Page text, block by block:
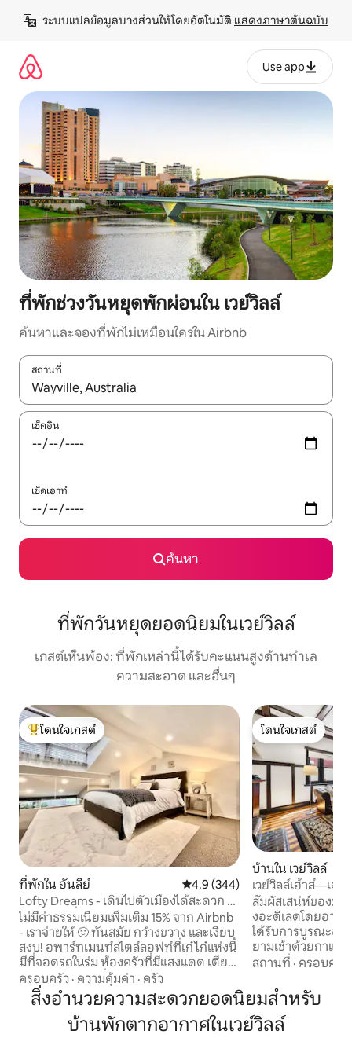
เนื้อหา
ระบบแปลข้อมูลบางส่วนให้โดยอัตโนมัติ แสดงภาษาต้นฉบับ
Use app
ที่พักช่วงวันหยุดพักผ่อนใน เวย์วิลล์
ค้นหาและจองที่พักไม่เหมือนใครใน Airbnb
สถานที่
ใช้ลูกศรขึ้นลง หรือใช้การสัมผัสหรือปัด เพื่อสำรวจผลการค้นหา
เช็คอิน
เช็คเอาท์
ค้นหา
ที่พักวันหยุดยอดนิยมในเวย์วิลล์
เกสต์เห็นพ้อง: ที่พักเหล่านี้ได้รับคะแนนสูงด้านทำเล
ความสะอาด และอื่นๆ
โดนใจเกสต์ที่สุด
โดนใจเกสต์
ที่พักใน อันลีย์ คะแนนเฉลี่ย 4.9 จาก 5, 344 รีวิว
4.9 (344)
Lofty Dreams - เดินไปตัวเมืองได้สะดวก มี
Wi-Fi และที่จอดรถ
ไม่มีค่าธรรมเนียมเพิ่มเติม 15% จาก Airbnb
- เราจ่ายให้ 🙂 ทันสมัย กว้างขวาง และเงียบ
สงบ! อพาร์ทเมนท์สไตล์ลอฟท์ที่เก๋ไก๋แห่งนี้
มีที่จอดรถในร่ม ห้องครัวที่มีแสงแดด เตียง
นอนสบาย ห้องนั่งเล่นขนาดใหญ่ และลาน
บ้านส่วนตัวที่เขียวชอุ่ม ล้อมรอบด้วยคาเฟ่
และร้านอาหารอย่างสะดวกสบาย บนถนน
อันลีย์ มีทุกอย่างอยู่ใกล้ ๆ จริง ๆ เดินผ่าน
ครอบครัว · ความคุ้มค่า · ครัว
โดนใจเกสต์
โดนใจเกสต์
บ้านใน เวย์วิลล์
เวย์วิลล์เฮ้าส์—เส
พร้อมสวน
สัมผัสเสน่ห์ของม
งอะดิเลดโดยอาศั
ได้รับการบูรณะอย่
ยามเช้าด้วยกาแฟ
ส่องสว่าง ใช้เวลา
ที่เดินไปได้ไม่ไก
ยามเย็นโดยทำอา
หรือเพลิดเพลินกับ
พิงในสวนที่มีเอก
สถานที่ · ครอบครัว
สิ่งอำนวยความสะดวกยอดนิยมสำหรับ
บ้านพักตากอากาศในเวย์วิลล์